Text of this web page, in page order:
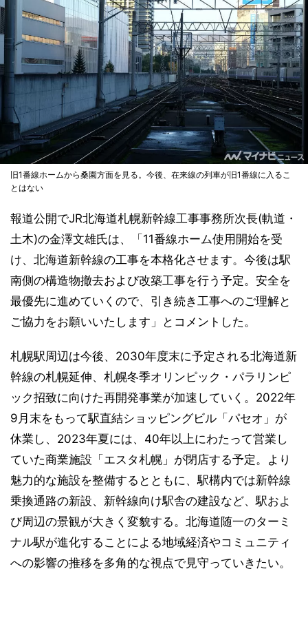
旧1番線ホームから桑園方面を見る。今後、在来線の列車が旧1番線に入るこ
とはない
報道公開でJR北海道札幌新幹線工事事務所次長(軌道・
土木)の金澤文雄氏は、「11番線ホーム使用開始を受
け、北海道新幹線の工事を本格化させます。今後は駅
南側の構造物撤去および改築工事を行う予定。安全を
最優先に進めていくので、引き続き工事へのご理解と
ご協力をお願いいたします」とコメントした。
札幌駅周辺は今後、2030年度末に予定される北海道新
幹線の札幌延伸、札幌冬季オリンピック・パラリンピ
ック招致に向けた再開発事業が加速していく。2022年
9月末をもって駅直結ショッピングビル「パセオ」が
休業し、2023年夏には、40年以上にわたって営業し
ていた商業施設「エスタ札幌」が閉店する予定。より
魅力的な施設を整備するとともに、駅構内では新幹線
乗換通路の新設、新幹線向け駅舎の建設など、駅およ
び周辺の景観が大きく変貌する。北海道随一のターミ
ナル駅が進化することによる地域経済やコミュニティ
への影響の推移を多角的な視点で見守っていきたい。